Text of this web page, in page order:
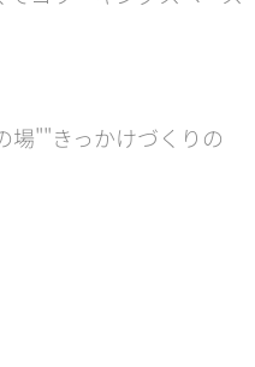
場""きっかけづくりの